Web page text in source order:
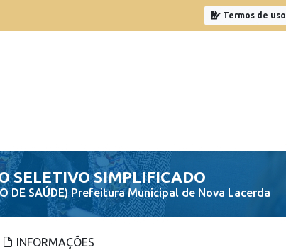
Termos de uso
SELETIVO SIMPLIFICADO
DE SAÚDE) Prefeitura Municipal de Nova Lacerda
INFORMAÇÕES